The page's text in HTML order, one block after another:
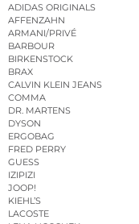
ADIDAS ORIGINALS
AFFENZAHN
ARMANI/PRIVÉ
BARBOUR
BIRKENSTOCK
BRAX
CALVIN KLEIN JEANS
COMMA
DR. MARTENS
DYSON
ERGOBAG
FRED PERRY
GUESS
IZIPIZI
JOOP!
KIEHL’S
LACOSTE